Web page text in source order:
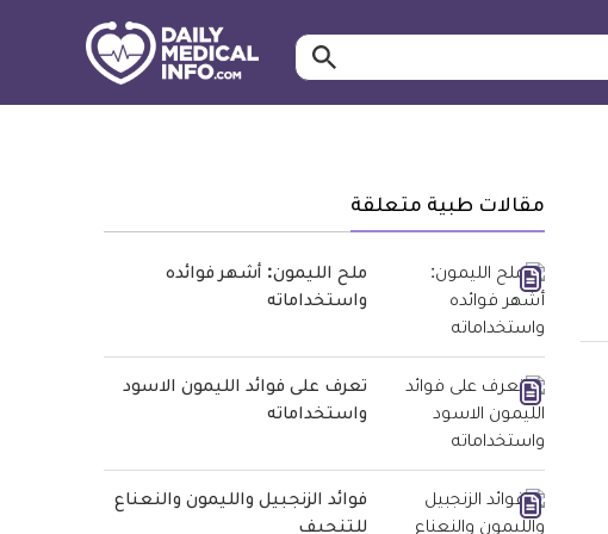
ابحث…
مقالات طبية متعلقة
ملح الليمون: أشهر فوائده
واستخداماته
تعرف على فوائد الليمون الاسود
واستخداماته
فوائد الزنجبيل والليمون والنعناع
للتنحيف